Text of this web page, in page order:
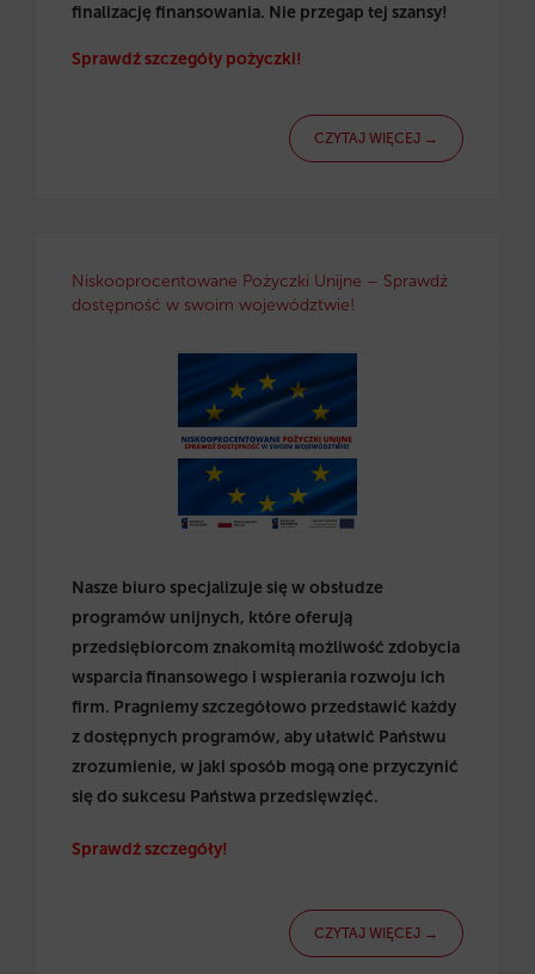
finalizację finansowania. Nie przegap tej szansy!
Sprawdź szczegóły pożyczki!
CZYTAJ WIĘCEJ →
Niskooprocentowane Pożyczki Unijne – Sprawdź
dostępność w swoim województwie!
Nasze biuro specjalizuje się w obsłudze
programów unijnych, które oferują
przedsiębiorcom znakomitą możliwość zdobycia
wsparcia finansowego i wspierania rozwoju ich
firm. Pragniemy szczegółowo przedstawić każdy
z dostępnych programów, aby ułatwić Państwu
zrozumienie, w jaki sposób mogą one przyczynić
się do sukcesu Państwa przedsięwzięć.
Sprawdź szczegóły!
CZYTAJ WIĘCEJ →